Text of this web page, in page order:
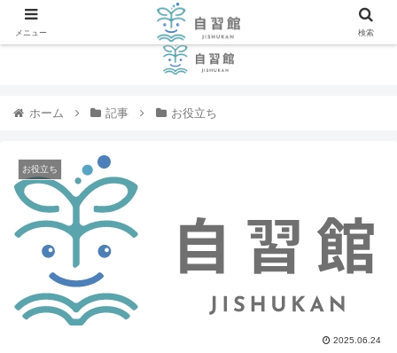
ホーム 記事 お役立ち
お役立ち
2025.06.24
メニュー 検索